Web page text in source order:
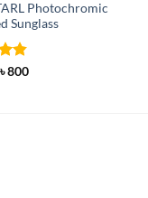
Photochromic
Sunglass
4.83
Original
৳800Current